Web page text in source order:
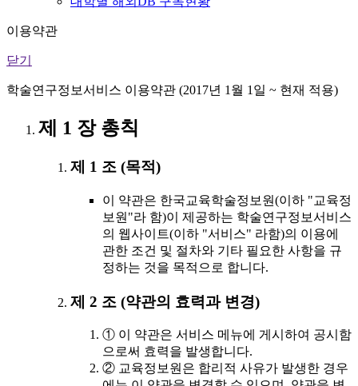
이용약관
닫기
학술연구정보서비스 이용약관 (2017년 1월 1일 ~ 현재 적용)
제 1 장 총칙
제 1 조 (목적)
이 약관은 한국교육학술정보원(이하 "교육정
보원"라 함)이 제공하는 학술연구정보서비스
의 웹사이트(이하 "서비스" 라함)의 이용에
관한 조건 및 절차와 기타 필요한 사항을 규
정하는 것을 목적으로 합니다.
제 2 조 (약관의 효력과 변경)
① 이 약관은 서비스 메뉴에 게시하여 공시함
으로써 효력을 발생합니다.
② 교육정보원은 합리적 사유가 발생한 경우